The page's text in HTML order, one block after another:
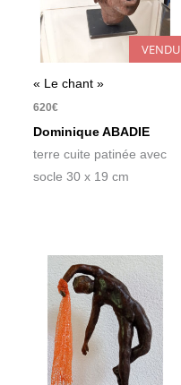
VENDU
« Le chant »
620€
Dominique ABADIE
terre cuite patinée avec
socle 30 x 19 cm